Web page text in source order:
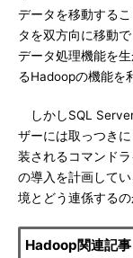
データを移動する
タを双方向に移動
データ処理機能を
るHadoopの機能を
しかしSQL
ザーには取っつき
装されるコマンド
の導入を計画して
境とどう連係する
Hadoop関連記事